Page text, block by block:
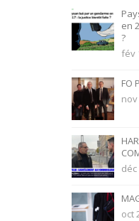
en
?
fév
FO
nov
déc
oct